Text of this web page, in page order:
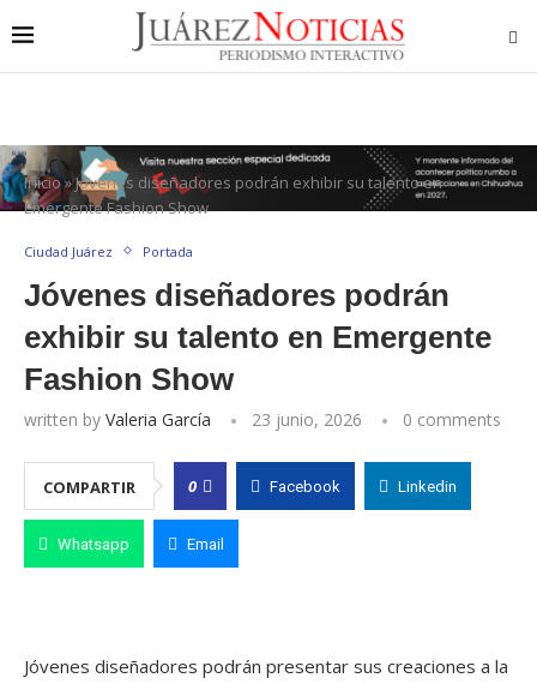
Inicio»Jóvenes diseñadores podrán exhibir su talento en
Emergente Fashion Show
Ciudad Juárez Portada
Jóvenes diseñadores podrán
exhibir su talento en Emergente
Fashion Show
written by Valeria García 23 junio, 2026 0 comments
COMPARTIR 0 Facebook Linkedin
Whatsapp Email
Jóvenes diseñadores podrán presentar sus creaciones a la